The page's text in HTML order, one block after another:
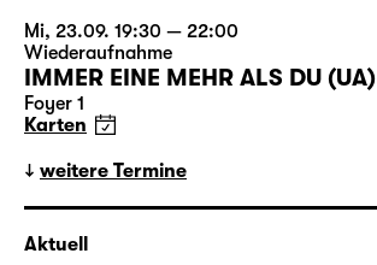
Mi, 23.09. 19:30 — 22:00
Wiederaufnahme
IMMER EINE MEHR ALS DU (UA)
Foyer 1
Karten
weitere Termine
Aktuell